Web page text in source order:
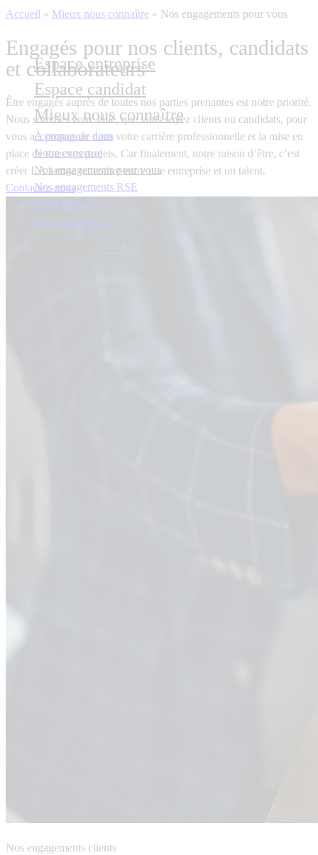
Espace entreprise
Espace candidat
Mieux nous connaître
À propos de nous
Notre expertise
Nos engagements pour vous
Nos engagements RSE
Nous rejoindre
Où nous trouver ?
Accueil » Mieux nous connaître » Nos engagements pour vous
Engagés pour nos clients, candidats
et collaborateurs
Être engagés auprès de toutes nos parties prenantes est notre priorité.
Nous sommes votre allié, que vous soyez clients ou candidats, pour
vous accompagner dans votre carrière professionnelle et la mise en
place de tous vos projets. Car finalement, notre raison d’être, c’est
créer LA bonne rencontre entre une entreprise et un talent.
Contactez-nous
Nos engagements clients